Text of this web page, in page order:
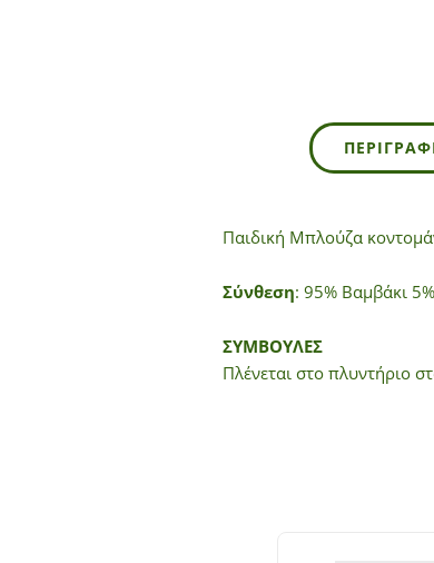
Παιδική Μπλούζα
Σύνθεση: 95% Βαμβάκι 5%
ΣΥΜΒΟΥΛΕΣ
Πλένεται στο πλυντήριο